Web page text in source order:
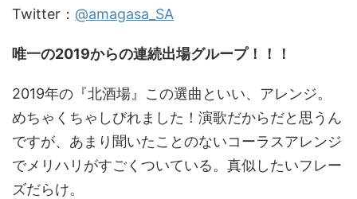
Twitter： @amagasa_SA
唯一の2019からの連続出場グループ！！！
2019年の『北酒場』この選曲といい、アレンジ。
めちゃくちゃしびれました！演歌だからだと思うん
ですが、あまり聞いたことのないコーラスアレンジ
でメリハリがすごくついている。真似したいフレー
ズだらけ。